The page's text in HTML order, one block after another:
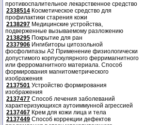
противоспалительное лекарственное средство
2338514 Косметическое средство для
профилактики старения кожи
2138297 Медицинские устройства,
подверженные вызываемому разложению
2138295 Покрытие для ран
2337906 Ингибиторы цитозольной
фосфолипазы А2 Применение физиологически
допустимого корпускулярного ферримагнитного
или ферромагнитного материала. Способ
формирования магнитометрического
изображения
2137501 Устройство формирования
изображения
2137477 Способ лечения заболеваний
характеризующихся аутоиммунной агрессией
2137467 Крем для кожи лица и тела
2137449 Способ коррекции дефектов